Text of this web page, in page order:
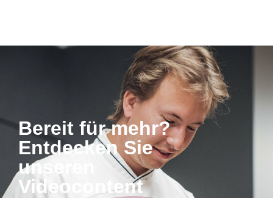
Bereit für mehr?
Entdecken Sie
unseren
Videocontent